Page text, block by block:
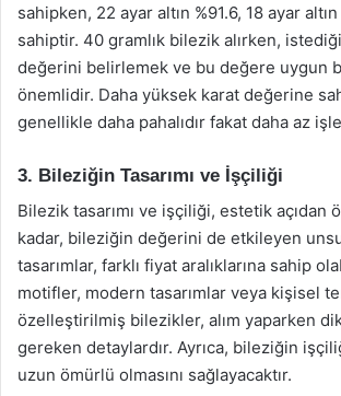
sahipken, 22 ayar altın %91.6, 18 ayar
sahiptir. 40 gramlık bilezik alırken,
değerini belirlemek ve bu değere uygun
önemlidir. Daha yüksek karat değerine
genellikle daha pahalıdır fakat daha az
3. Bileziğin Tasarımı ve İşçiliği
Bilezik tasarımı ve işçiliği, estetik açıdan
kadar, bileziğin değerini de etkileyen
tasarımlar, farklı fiyat aralıklarına sahip
motifler, modern tasarımlar veya kişisel
özelleştirilmiş bilezikler, alım yaparken
gereken detaylardır. Ayrıca, bileziğin
uzun ömürlü olmasını sağlayacaktır.